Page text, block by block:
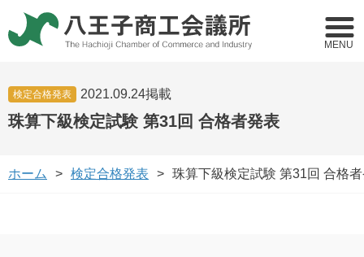
MENU
検定合格発表 2021.09.24掲載
珠算下級検定試験 第31回 合格者発表
ホーム 検定合格発表 珠算下級検定試験 第31回 合格